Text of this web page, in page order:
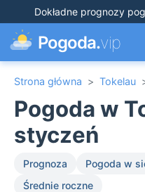
Dokładne prognozy
Pogoda.vip
Strona główna > Tokelau
Pogoda w
styczeń
Prognoza Pogoda w
Średnie roczne